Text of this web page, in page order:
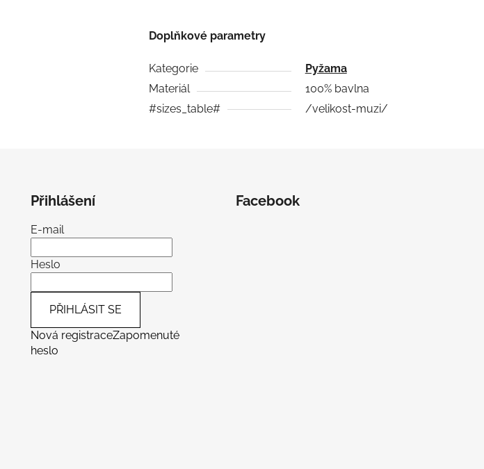
Doplňkové parametry
Kategorie
Pyžama
Materiál
100% bavlna
#sizes_table#
/velikost-muzi/
Přihlášení
E-mail
Heslo
PŘIHLÁSIT SE
Nová registraceZapomenuté
heslo
Facebook